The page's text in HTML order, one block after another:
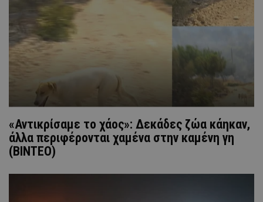
«Αντικρίσαμε το χάος»: Δεκάδες ζώα κάηκαν,
άλλα περιφέρονται χαμένα στην καμένη γη
(ΒΙΝΤΕΟ)